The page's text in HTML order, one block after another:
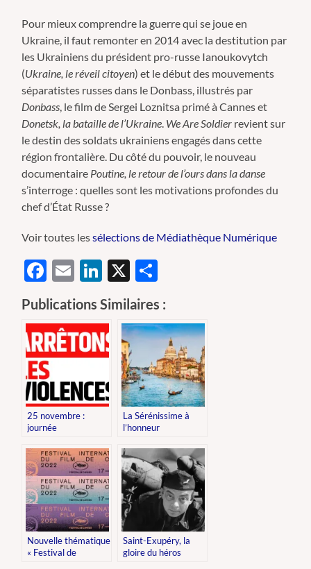
Pour mieux comprendre la guerre qui se joue en
Ukraine, il faut remonter en 2014 avec la destitution par
les Ukrainiens du président pro-russe Ianoukovytch
(Ukraine, le réveil citoyen) et le début des mouvements
séparatistes russes dans le Donbass, illustrés par
Donbass , le film de Sergei Loznitsa primé à Cannes et
Donetsk, la bataille de l’Ukraine We Are Soldier revient sur
le destin des soldats ukrainiens engagés dans cette
région frontalière. Du côté du pouvoir, le nouveau
documentaire Poutine, le retour de l’ours dans la danse
s’interroge : quelles sont les motivations profondes du
chef d’État Russe ?
Voir toutes lessélections de Médiathèque Numérique
Facebook
EmailLinkedIn
X
Publications Similaires :
25 novembre :
journée
lutte contre les
violences faites aux
femmes
La Sérénissime à
l’honneur
Nouvelle thématique
« Festival de
Saint-Exupéry, la
gloire du héros